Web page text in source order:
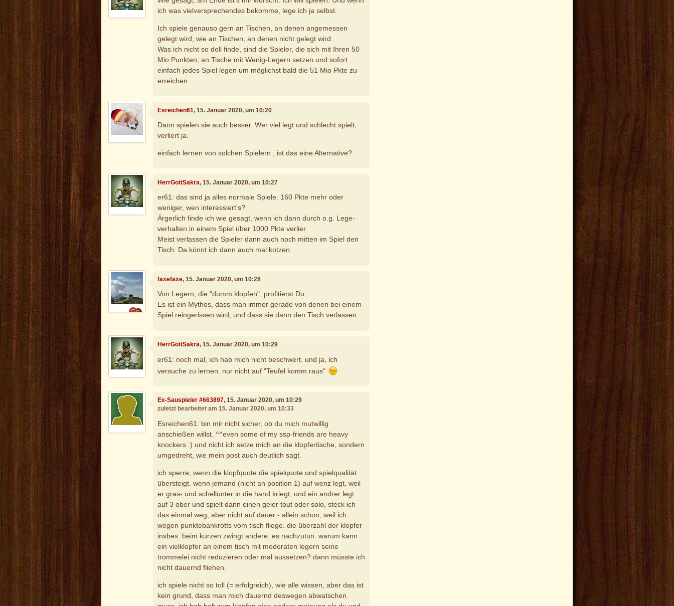
ich was vielversprechendes bekomme, lege ich ja selbst.
Ich spiele genauso gern an Tischen, an denen angemessen
gelegt wird, wie an Tischen, an denen nicht gelegt wird.
Was ich nicht so doll finde, sind die Spieler, die sich mit Ihren 50
Mio Punkten, an Tische mit Wenig-Legern setzen und sofort
einfach jedes Spiel legen um möglichst bald die 51 Mio Pkte zu
erreichen.
Esreichen61, 15. Januar 2020, um 10:20
Dann spielen sie auch besser. Wer viel legt und schlecht spielt,
verliert ja.
einfach lernen von solchen Spielern , ist das eine Alternative?
HerrGottSakra, 15. Januar 2020, um 10:27
er61: das sind ja alles normale Spiele. 160 Pkte mehr oder
weniger, wen interessiert's?
Ärgerlich finde ich wie gesagt, wenn ich dann durch o.g. Lege-
verhalten in einem Spiel über 1000 Pkte verlier.
Meist verlassen die Spieler dann auch noch mitten im Spiel den
Tisch. Da könnt ich dann auch mal kotzen.
faxefaxe, 15. Januar 2020, um 10:28
Von Legern, die "dumm klopfen", profitierst Du.
Es ist ein Mythos, dass man immer gerade von denen bei einem
Spiel reingerissen wird, und dass sie dann den Tisch verlassen.
HerrGottSakra, 15. Januar 2020, um 10:29
er61: noch mal, ich hab mich nicht beschwert. und ja, ich
versuche zu lernen. nur nicht auf "Teufel komm raus"
Ex-Sauspieler #663897, 15. Januar 2020, um 10:29
zuletzt bearbeitet am 15. Januar 2020, um 10:33
Esreichen61: bin mir nicht sicher, ob du mich mutwillig
anschießen willst. ^^even some of my ssp-friends are heavy
knockers :) und nicht ich setze mich an die klopfertische, sondern
umgedreht, wie mein post auch deutlich sagt.
ich sperre, wenn die klopfquote die spielquote und spielqualität
übersteigt. wenn jemand (nicht an position 1) auf wenz legt, weil
er gras- und schellunter in die hand kriegt, und ein andrer legt
auf 3 ober und spielt dann einen geier tout oder solo, steck ich
das einmal weg, aber nicht auf dauer - allein schon, weil ich
wegen punktebankrotts vom tisch fliege. die überzahl der klopfer
insbes. beim kurzen zwingt andere, es nachzutun. warum kann
ein vielklopfer an einem tisch mit moderaten legern seine
trommelei nicht reduzieren oder mal aussetzen? dann müsste ich
nicht dauernd fliehen.
ich spiele nicht so toll (= erfolgreich), wie alle wissen, aber das ist
kein grund, dass man mich dauernd deswegen abwatschen